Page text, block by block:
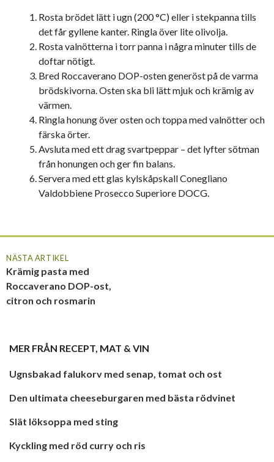
Rosta brödet lätt i ugn (200 °C) eller i stekpanna tills
det får gyllene kanter. Ringla över lite olivolja.
Rosta valnötterna i torr panna i några minuter tills de
doftar nötigt.
Bred Roccaverano DOP-osten generöst på de varma
brödskivorna. Osten ska bli lätt mjuk och krämig av
värmen.
Ringla honung över osten och toppa med valnötter och
färska örter.
Avsluta med ett drag svartpeppar – det lyfter sötman
från honungen och ger fin balans.
Servera med ett glas kylskåpskall Conegliano
Valdobbiene Prosecco Superiore DOCG.
NÄSTA ARTIKEL
Krämig pasta med
Roccaverano DOP-ost,
citron och rosmarin
MER FRÅN RECEPT, MAT & VIN
Ugnsbakad falukorv med senap, tomat och ost
Den ultimata cheeseburgaren med bästa rödvinet
Slät löksoppa med sting
Kyckling med röd curry och ris